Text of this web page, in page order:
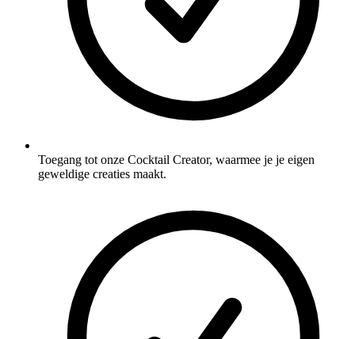
Toegang tot onze Cocktail Creator, waarmee je je eigen
geweldige creaties maakt.